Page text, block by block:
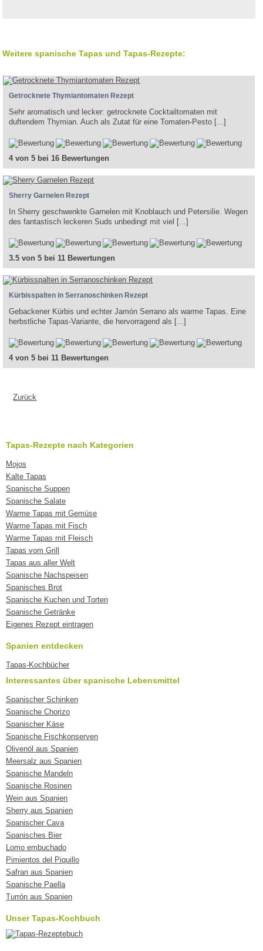
Weitere spanische Tapas und Tapas-Rezepte:
Getrocknete Thymiantomaten Rezept
Sehr aromatisch und lecker: getrocknete Cocktailtomaten mit
duftendem Thymian. Auch als Zutat für eine Tomaten-Pesto [...]
4 von 5 bei 16 Bewertungen
Sherry Garnelen Rezept
In Sherry geschwenkte Garnelen mit Knoblauch und Petersilie. Wegen
des fantastisch leckeren Suds unbedingt mit viel [...]
3.5 von 5 bei 11 Bewertungen
Kürbisspalten in Serranoschinken Rezept
Gebackener Kürbis und echter Jamón Serrano als warme Tapas. Eine
herbstliche Tapas-Variante, die hervorragend als [...]
4 von 5 bei 11 Bewertungen
Zurück
Tapas-Rezepte nach Kategorien
Mojos
Kalte Tapas
Spanische Suppen
Spanische Salate
Warme Tapas mit Gemüse
Warme Tapas mit Fisch
Warme Tapas mit Fleisch
Tapas vom Grill
Tapas aus aller Welt
Spanische Nachspeisen
Spanisches Brot
Spanische Kuchen und Torten
Spanische Getränke
Eigenes Rezept eintragen
Spanien entdecken
Tapas-Kochbücher
Interessantes über spanische Lebensmittel
Spanischer Schinken
Spanische Chorizo
Spanischer Käse
Spanische Fischkonserven
Olivenöl aus Spanien
Meersalz aus Spanien
Spanische Mandeln
Spanische Rosinen
Wein aus Spanien
Sherry aus Spanien
Spanischer Cava
Spanisches Bier
Lomo embuchado
Pimientos del Piquillo
Safran aus Spanien
Spanische Paella
Turrón aus Spanien
Unser Tapas-Kochbuch